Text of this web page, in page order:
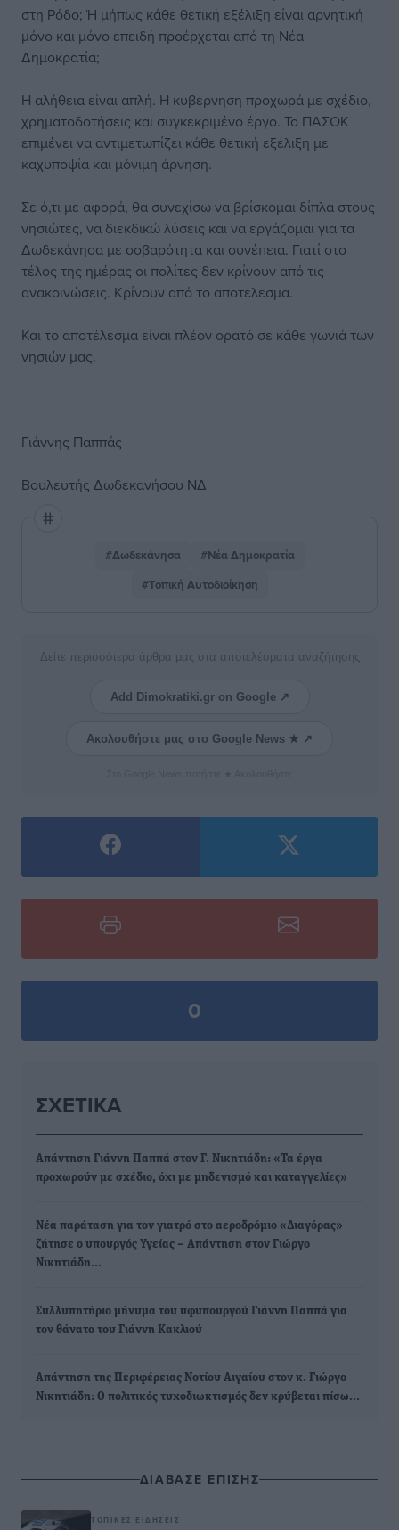
στη Ρόδο; Ή μήπως κάθε θετική εξέλιξη είναι αρνητική
μόνο και μόνο επειδή προέρχεται από τη Νέα
Δημοκρατία;
Η αλήθεια είναι απλή. Η κυβέρνηση προχωρά με σχέδιο,
χρηματοδοτήσεις και συγκεκριμένο έργο. Το ΠΑΣΟΚ
επιμένει να αντιμετωπίζει κάθε θετική εξέλιξη με
καχυποψία και μόνιμη άρνηση.
Σε ό,τι με αφορά, θα συνεχίσω να βρίσκομαι δίπλα στους
νησιώτες, να διεκδικώ λύσεις και να εργάζομαι για τα
Δωδεκάνησα με σοβαρότητα και συνέπεια. Γιατί στο
τέλος της ημέρας οι πολίτες δεν κρίνουν από τις
ανακοινώσεις. Κρίνουν από το αποτέλεσμα.
Και το αποτέλεσμα είναι πλέον ορατό σε κάθε γωνιά των
νησιών μας.
Γιάννης Παππάς
Βουλευτής Δωδεκανήσου ΝΔ
#Δωδεκάνησα
#Νέα Δημοκρατία
#Τοπική Αυτοδιοίκηση
Δείτε περισσότερα άρθρα μας στα αποτελέσματα αναζήτησης
Add Dimokratiki.gr on Google ↗
Ακολουθήστε μας στο Google News ★ ↗
0
ΣΧΕΤΙΚΆ
Απάντηση Γιάννη Παππά στον Γ. Νικητιάδη: «Τα έργα
προχωρούν με σχέδιο, όχι με μηδενισμό και καταγγελίες»
Nέα παράταση για τον γιατρό στο αεροδρόμιο «Διαγόρας»
ζήτησε ο υπουργός Υγείας – Απάντηση στον Γιώργο
Νικητιάδη…
Συλλυπητήριο μήνυμα του υφυπουργού Γιάννη Παππά για
τον θάνατο του Γιάννη Κακλιού
Απάντηση της Περιφέρειας Νοτίου Αιγαίου στον κ. Γιώργο
Νικητιάδη: Ο πολιτικός τυχοδιωκτισμός δεν κρύβεται πίσω…
ΔΙΑΒΑΣΕ ΕΠΙΣΗΣ
ΤΟΠΙΚΈΣ ΕΙΔΉΣΕΙΣ